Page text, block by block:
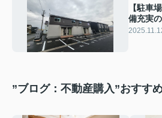
【駐車
備充実
ウンC棟
”ブログ：不動産購入”おすす